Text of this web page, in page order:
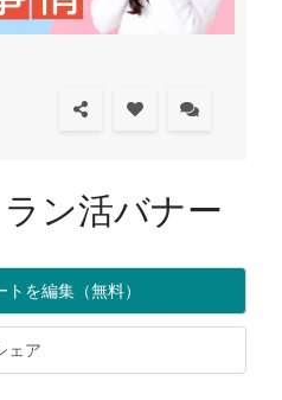
ン活バナー
を編集（無料）
ェア